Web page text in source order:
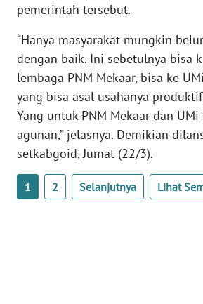
pemerintah tersebut.
“Hanya masyarakat mungkin
dengan baik. Ini sebetulnya bisa
lembaga PNM Mekaar, bisa ke
yang bisa asal usahanya
Yang untuk PNM Mekaar dan
agunan,” jelasnya. Demikian
setkabgoid, Jumat (22/3).
1 2 Selanjutnya Lihat
WN
WN
JAMBI
WN
SULTRA
NTB